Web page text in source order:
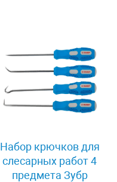
Набор крючков для
слесарных работ 4
предмета Зубр